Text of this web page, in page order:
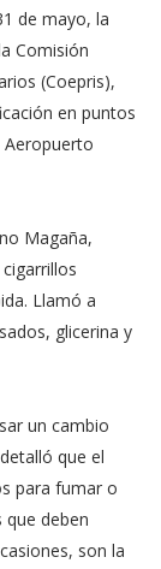
de mayo, la
Comisión
(Coepris),
en puntos
Aeropuerto
Magaña,
Llamó a
glicerina y
un cambio
que el
para fumar o
deben
son la